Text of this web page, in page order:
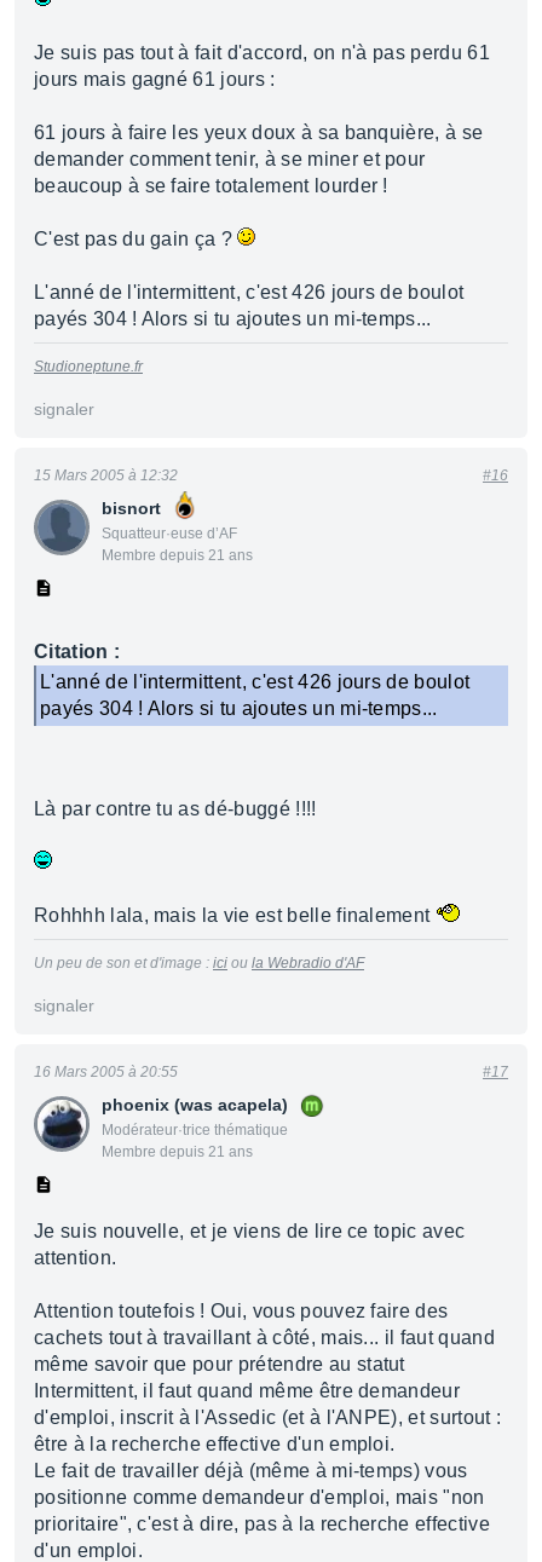
Je suis pas tout à fait d'accord, on n'à pas perdu 61
jours mais gagné 61 jours :
61 jours à faire les yeux doux à sa banquière, à se
demander comment tenir, à se miner et pour
beaucoup à se faire totalement lourder !
C'est pas du gain ça ?
L'anné de l'intermittent, c'est 426 jours de boulot
payés 304 ! Alors si tu ajoutes un mi-temps...
Studioneptune.fr
signaler
bisnort
Squatteur·euse d’AF
Membre depuis 21 ans
15 Mars 2005 à 12:32 #16
Citation :
L'anné de l'intermittent, c'est 426 jours de boulot
payés 304 ! Alors si tu ajoutes un mi-temps...
Là par contre tu as dé-buggé !!!!
Rohhhh lala, mais la vie est belle finalement
Un peu de son et d'image : ici ou la Webradio d'AF
signaler
phoenix (was acapela)
Modérateur·trice thématique
Membre depuis 21 ans
16 Mars 2005 à 20:55 #17
Je suis nouvelle, et je viens de lire ce topic avec
attention.
Attention toutefois ! Oui, vous pouvez faire des
cachets tout à travaillant à côté, mais... il faut quand
même savoir que pour prétendre au statut
Intermittent, il faut quand même être demandeur
d'emploi, inscrit à l'Assedic (et à l'ANPE), et surtout :
être à la recherche effective d'un emploi.
Le fait de travailler déjà (même à mi-temps) vous
positionne comme demandeur d'emploi, mais "non
prioritaire", c'est à dire, pas à la recherche effective
d'un emploi.